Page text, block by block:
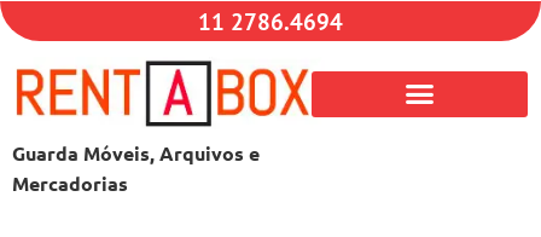
11 2786.4694
Guarda Móveis, Arquivos e
Mercadorias